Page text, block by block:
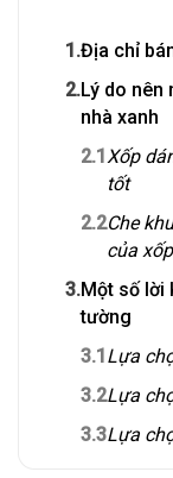
1.Địa chỉ
2.Lý do nên
nhà xanh
2.1 Xốp
tốt
2.2Che
của
3.Một số lời
tường
3.1 Lựa
3.2Lựa
3.3Lựa